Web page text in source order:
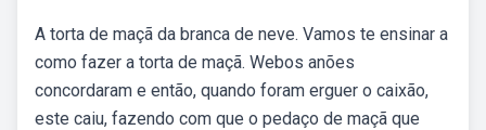
A torta de maçã da branca de neve. Vamos te ensinar a
como fazer a torta de maçã. Webos anões
concordaram e então, quando foram erguer o caixão,
este caiu, fazendo com que o pedaço de maçã que